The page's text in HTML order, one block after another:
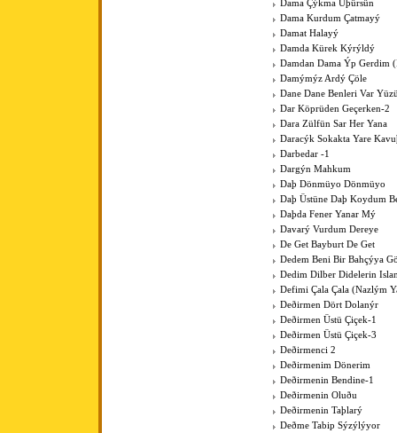
Dama Çýkma Üþürsün
Dama Kurdum Çatmayý
Damat Halayý
Damda Kürek Kýrýldý
Damdan Dama Ýp Gerdim
Damýmýz Ardý Çöle
Dane Dane Benleri Var
Dar Köprüden Geçerken-2
Dara Zülfün Sar Her Yana
Daracýk Sokakta Yare
Darbedar -1
Dargýn Mahkum
Daþ Dönmüyo Dönmüyo
Daþ Üstüne Daþ Koydum
Daþda Fener Yanar Mý
Davarý Vurdum Dereye
De Get Bayburt De Get
Dedem Beni Bir Bahçýya
Dedim Dilber Didelerin
Defimi Çala Çala (Nazlým
Deðirmen Dört Dolanýr
Deðirmen Üstü Çiçek-1
Deðirmen Üstü Çiçek-3
Deðirmenci 2
Deðirmenim Dönerim
Deðirmenin Bendine-1
Deðirmenin Oluðu
Deðirmenin Taþlarý
Deðme Tabip Sýzýlýyor